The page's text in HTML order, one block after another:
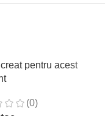
pentru acest
(0)